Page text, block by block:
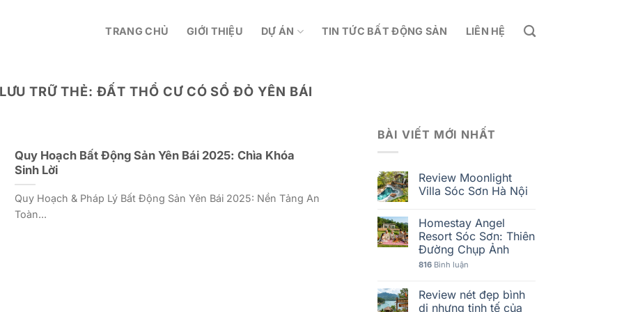
TRANG CHỦ GIỚI THIỆU DỰ ÁN TIN TỨC BẤT ĐỘNG SẢN LIÊN HỆ
LƯU TRỮ THẺ: ĐẤT THỔ CƯ CÓ SỔ ĐỎ YÊN BÁI
Quy Hoạch Bất Động Sản Yên Bái 2025: Chìa Khóa
Sinh Lời
Quy Hoạch & Pháp Lý Bất Động Sản Yên Bái 2025: Nền Tảng An
Toàn...
BÀI VIẾT MỚI NHẤT
Review Moonlight
Villa Sóc Sơn Hà Nội
Homestay Angel
Resort Sóc Sơn: Thiên
Đường Chụp Ảnh
816Bình luận
Review nét đẹp bình
dị nhưng tinh tế của